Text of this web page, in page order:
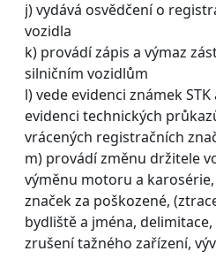
j) vydává osvědčení o
vozidla
k) provádí zápis a výmaz
silničním vozidlům
l) vede evidenci známek
evidenci technických
vrácených registračních
m) provádí změnu držitele
výměnu motoru a
značek za poškozené,
bydliště a jména,
zrušení tažného zařízení,